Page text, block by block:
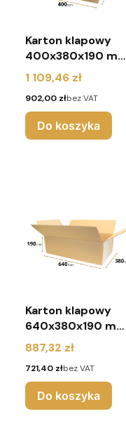
Karton klapowy
400x380x190 mm
(paleta 600 sztuk)
Cena
1 109,46 zł
Cena
902,00 złbez VAT
Do koszyka
Karton klapowy
640x380x190 mm
(paleta 330 sztuk)
Cena
887,32 zł
Cena
721,40 złbez VAT
Do koszyka